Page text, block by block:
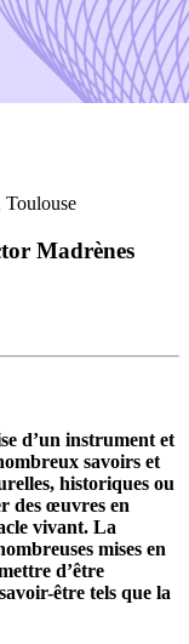
Madrènes
d’un instrument et
savoirs et
historiques ou
des œuvres en
vivant. La
mises en
d’être
être tels que la